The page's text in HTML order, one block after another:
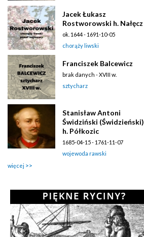
Jacek Łukasz
Rostworowski h. Nałęcz
ok. 1644 - 1691-10-05
chorąży liwski
Franciszek Balcewicz
brak danych - XVIII w.
sztycharz
Stanisław Antoni
Świdziński (Świdzieński)
h. Półkozic
1685-04-15 - 1761-11-07
wojewoda rawski
więcej